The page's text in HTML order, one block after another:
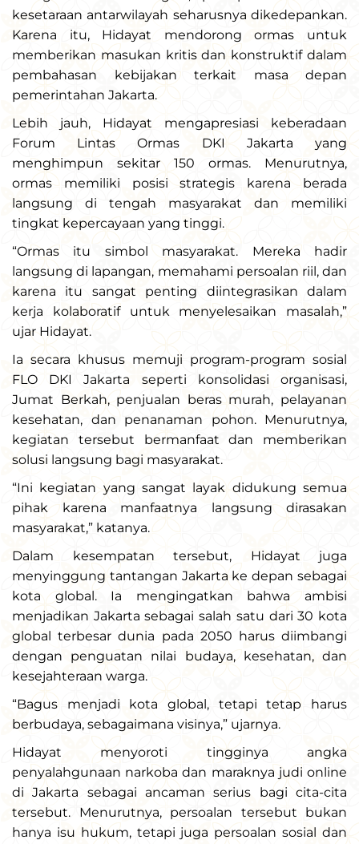
kesetaraan antarwilayah seharusnya dikedepankan.
Karena itu, Hidayat mendorong ormas untuk
memberikan masukan kritis dan konstruktif dalam
pembahasan kebijakan terkait masa depan
pemerintahan Jakarta.
Lebih jauh, Hidayat mengapresiasi keberadaan
Forum Lintas Ormas DKI Jakarta yang
menghimpun sekitar 150 ormas. Menurutnya,
ormas memiliki posisi strategis karena berada
langsung di tengah masyarakat dan memiliki
tingkat kepercayaan yang tinggi.
“Ormas itu simbol masyarakat. Mereka hadir
langsung di lapangan, memahami persoalan riil, dan
karena itu sangat penting diintegrasikan dalam
kerja kolaboratif untuk menyelesaikan masalah,”
ujar Hidayat.
Ia secara khusus memuji program-program sosial
FLO DKI Jakarta seperti konsolidasi organisasi,
Jumat Berkah, penjualan beras murah, pelayanan
kesehatan, dan penanaman pohon. Menurutnya,
kegiatan tersebut bermanfaat dan memberikan
solusi langsung bagi masyarakat.
“Ini kegiatan yang sangat layak didukung semua
pihak karena manfaatnya langsung dirasakan
masyarakat,” katanya.
Dalam kesempatan tersebut, Hidayat juga
menyinggung tantangan Jakarta ke depan sebagai
kota global. Ia mengingatkan bahwa ambisi
menjadikan Jakarta sebagai salah satu dari 30 kota
global terbesar dunia pada 2050 harus diimbangi
dengan penguatan nilai budaya, kesehatan, dan
kesejahteraan warga.
“Bagus menjadi kota global, tetapi tetap harus
berbudaya, sebagaimana visinya,” ujarnya.
Hidayat menyoroti tingginya angka
penyalahgunaan narkoba dan maraknya judi online
di Jakarta sebagai ancaman serius bagi cita-cita
tersebut. Menurutnya, persoalan tersebut bukan
hanya isu hukum, tetapi juga persoalan sosial dan